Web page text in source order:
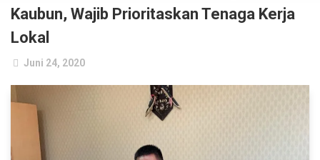
Kaubun, Wajib Prioritaskan Tenaga Kerja
Lokal
Juni 24, 2020